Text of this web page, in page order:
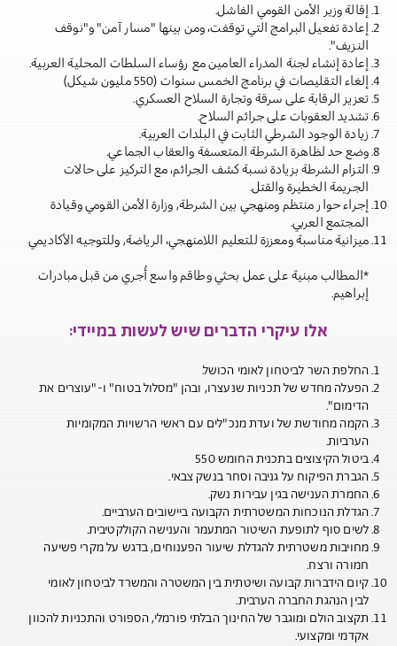
إقالة وزير الأمن القومي الفاشل.
إعادة تفعيل البرامج التي توقفت، ومن بينها "مسار آمن" و"نوقف
النزيف".
إعادة إنشاء لجنة المدراء العامين مع رؤساء السلطات المحلية العربية.
إلغاء التقليصات في برنامج الخمس سنوات (550 مليون شيكل)
تعزيز الرقابة على سرقة وتجارة السلاح العسكري.
تشديد العقوبات على جرائم السلاح.
زيادة الوجود الشرطي الثابت في البلدات العربية.
وضع حد لظاهرة الشرطة المتعسفة والعقاب الجماعي.
التزام الشرطة بزيادة نسبة كشف الجرائم، مع التركيز على حالات
الجريمة الخطيرة والقتل.
إجراء حوار منتظم ومنهجي بين الشرطة, وزارة الأمن القومي وقيادة
المجتمع العربي.
ميزانية مناسبة ومعززة للتعليم اللامنهجي، الرياضة, وللتوجيه الأكاديمي
*المطالب مبنية على عمل بحثي وطاقم واسع أُجري من قبل مبادرات
إبراهيم.
אלו עיקרי הדברים שיש לעשות במיידי:
החלפת השר לביטחון לאומי הכושל.
הפעלה מחדש של תכניות שנעצרו, ובהן "מסלול בטוח" ו-"עוצרים את
הדימום".
הקמה מחודשת של ועדת מנכ"לים עם ראשי הרשויות המקומיות
הערביות.
ביטול הקיצוצים בתכנית החומש 550
הגברת הפיקוח על גניבה וסחר בנשק צבאי.
החמרת הענישה בגין עבירות נשק.
הגדלת הנוכחות המשטרתית הקבועה ביישובים הערביים.
לשים סוף לתופעת השיטור המתעמר והענישה הקולקטיבית.
מחויבות משטרתית להגדלת שיעור הפענוחים, בדגש על מקרי פשיעה
חמורה ורצח.
קיום הידברות קבועה ושיטתית בין המשטרה והמשרד לביטחון לאומי
לבין הנהגת החברה הערבית.
תקצוב הולם ומוגבר של החינוך הבלתי פורמלי, הספורט והתכניות להכוון
אקדמי ומקצועי.